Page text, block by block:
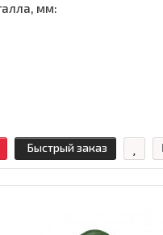
мм:
Быстрый заказ